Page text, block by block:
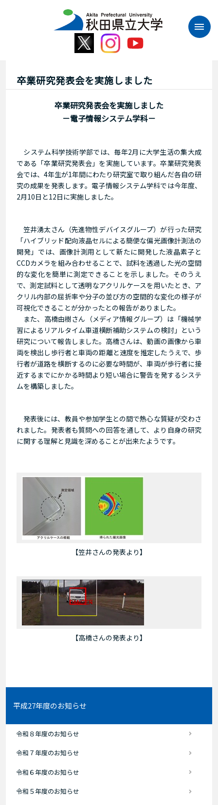
卒業研究発表会を実施しました
卒業研究発表会を実施しました
－電子情報システム学科－
システム科学技術学部では、毎年2月に大学生活の集大成
である「卒業研究発表会」を実施しています。卒業研究発表
会では、4年生が1年間にわたり研究室で取り組んだ各自の研
究の成果を発表します。電子情報システム学科では今年度、
2月10日と12日に実施しました。
笠井湧太さん（先進物性デバイスグループ）が行った研究
「ハイブリッド配向液晶セルによる簡便な偏光画像計測法の
開発」では、画像計測用として新たに開発した液晶素子と
CCDカメラを組み合わせることで、試料を透過した光の空間
的な変化を簡単に測定できることを示しました。そのうえ
で、測定試料として透明なアクリルケースを用いたとき、ア
クリル内部の屈折率や分子の並び方の空間的な変化の様子が
可視化できることが分かったとの報告がありました。
また、高橋由樹さん（メディア情報グループ）は「機械学
習によるリアルタイム車道横断補助システムの検討」という
研究について報告しました。高橋さんは、動画の画像から車
両を検出し歩行者と車両の距離と速度を推定したうえで、歩
行者が道路を横断するのに必要な時間が、車両が歩行者に接
近するまでにかかる時間より短い場合に警告を発するシステ
ムを構築しました。
発表後には、教員や参加学生との間で熱心な質疑が交わさ
れました。発表者も質問への回答を通して、より自身の研究
に関する理解と見識を深めることが出来たようです。
【笠井さんの発表より】
【高橋さんの発表より】
平成27年度のお知らせ
令和８年度のお知らせ
令和７年度のお知らせ
令和６年度のお知らせ
令和５年度のお知らせ